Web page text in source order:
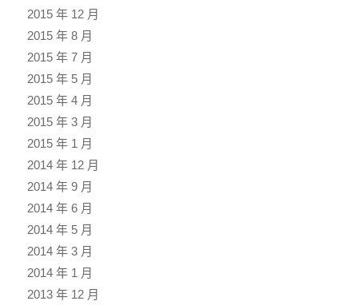
2015 年 12 月
2015 年 8 月
2015 年 7 月
2015 年 5 月
2015 年 4 月
2015 年 3 月
2015 年 1 月
2014 年 12 月
2014 年 9 月
2014 年 6 月
2014 年 5 月
2014 年 3 月
2014 年 1 月
2013 年 12 月